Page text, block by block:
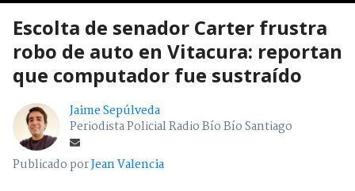
Escolta de senador Carter frustra
robo de auto en Vitacura: reportan
que computador fue sustraído
Jaime Sepúlveda
Periodista Policial Radio Bío Bío Santiago
Publicado porJean Valencia